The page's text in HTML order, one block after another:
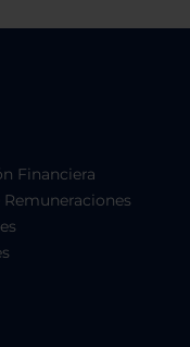
Financiera